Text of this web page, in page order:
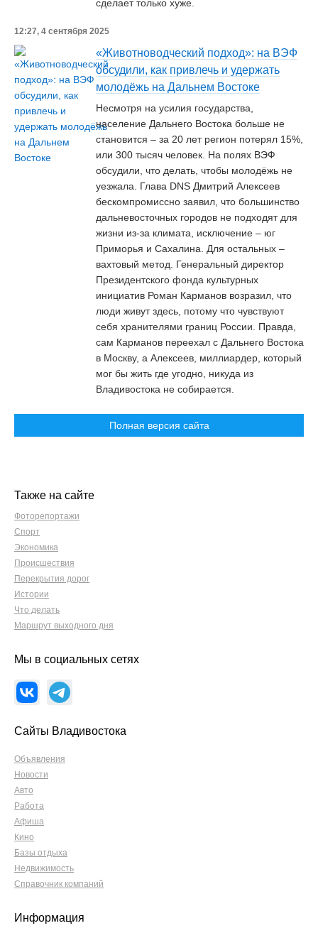
сделает только хуже.
12:27, 4 сентября 2025
«Животноводческий подход»: на ВЭФ
обсудили, как привлечь и удержать
молодёжь на Дальнем Востоке
Несмотря на усилия государства,
население Дальнего Востока больше не
становится – за 20 лет регион потерял 15%,
или 300 тысяч человек. На полях ВЭФ
обсудили, что делать, чтобы молодёжь не
уезжала. Глава DNS Дмитрий Алексеев
бескомпромиссно заявил, что большинство
дальневосточных городов не подходят для
жизни из-за климата, исключение – юг
Приморья и Сахалина. Для остальных –
вахтовый метод. Генеральный директор
Президентского фонда культурных
инициатив Роман Карманов возразил, что
люди живут здесь, потому что чувствуют
себя хранителями границ России. Правда,
сам Карманов переехал с Дальнего Востока
в Москву, а Алексеев, миллиардер, который
мог бы жить где угодно, никуда из
Владивостока не собирается.
Полная версия сайта
Также на сайте
Фоторепортажи
Спорт
Экономика
Происшествия
Перекрытия дорог
Истории
Что делать
Маршрут выходного дня
Мы в социальных сетях
Сайты Владивостока
Объявления
Новости
Авто
Работа
Афиша
Кино
Базы отдыха
Недвижимость
Справочник компаний
Информация